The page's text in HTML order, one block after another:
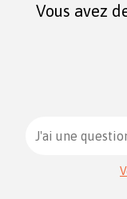
Vous avez
J'ai une